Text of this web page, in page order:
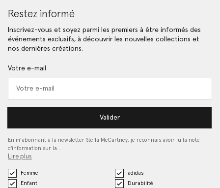
Restez informé
Inscrivez-vous et soyez parmi les premiers à être informés des
événements exclusifs, à découvrir les nouvelles collections et
nos dernières créations.
Votre e-mail
Valider
En m’abonnant à la newsletter Stella McCartney, je reconnais avoir lu la note
d'information sur la…
Lire plus
Femme
adidas
Enfant
Durabilité